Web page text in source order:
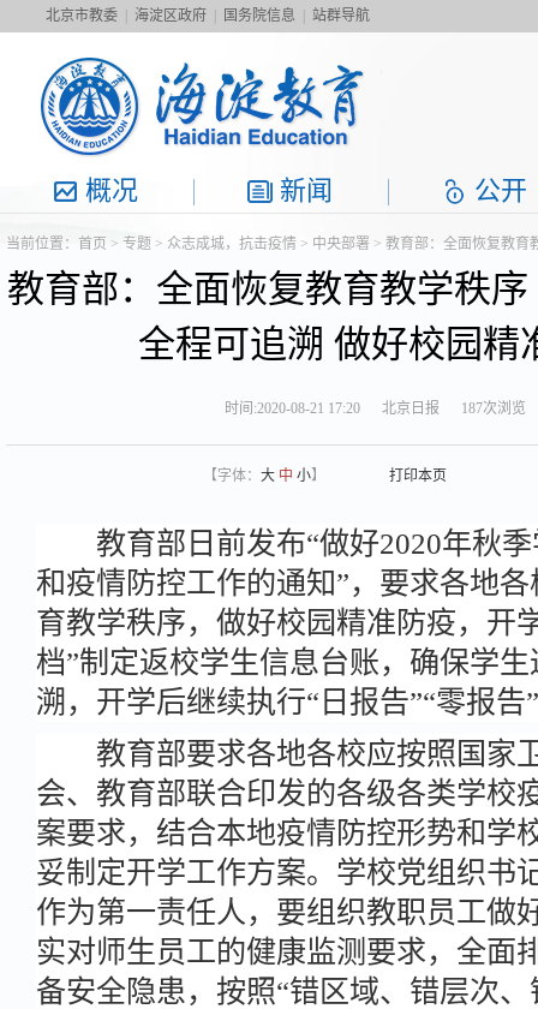
北京市教委 海淀区政府 国务院信息 站群导航
概况 新闻 公开
当前位置： 首页 > 专题 > 众志成城，抗击疫情 > 中央部署 > 教育部：全面恢复教育
教育部：全面恢复教育教学秩
全程可追溯 做好校园精
时间:2020-08-21 17:20 北京日报 187次浏览
【字体： 大 中 小】 打印本页
教育部日前发布“做好2020年秋季
和疫情防控工作的通知”，要求各地
育教学秩序，做好校园精准防疫，开
档”制定返校学生信息台账，确保学
溯，开学后继续执行“日报告”“零报告
教育部要求各地各校应按照国家
会、教育部联合印发的各级各类学校
案要求，结合本地疫情防控形势和学
妥制定开学工作方案。学校党组织书
作为第一责任人，要组织教职员工做
实对师生员工的健康监测要求，全面
备安全隐患，按照“错区域、错层次、